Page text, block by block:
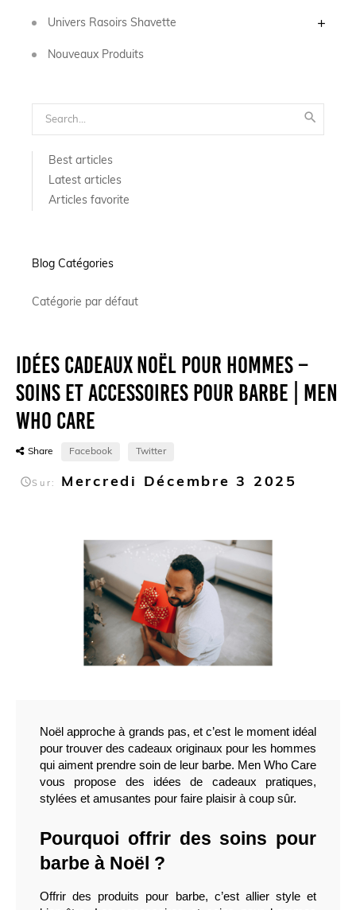
Univers Rasoirs Shavette
Nouveaux Produits

Best articles
Latest articles
Articles favorite
Blog Catégories
Catégorie par défaut
Idées cadeaux Noël pour hommes –
Soins et accessoires pour barbe | Men
Who Care
Share Facebook Twitter
Sur: Mercredi Décembre 3 2025
Noël approche à grands pas, et c’est le moment idéal
pour trouver des cadeaux originaux pour les hommes
qui aiment prendre soin de leur barbe. Men Who Care
vous propose des idées de cadeaux pratiques,
stylées et amusantes pour faire plaisir à coup sûr.
Pourquoi offrir des soins pour
barbe à Noël ?
Offrir des produits pour barbe, c’est allier style et